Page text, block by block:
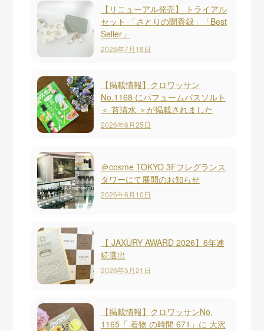
【リニューアル発売】 トライアル
セット 「さとりの聞香録」「Best
Seller」
2026年7月18日
【掲載情報】クロワッサン
No.1168 にパフュームバスソルト
＜ 苔清水 ＞が掲載されました
2026年6月25日
＠cosme TOKYO 3Fフレグランス
タワーにて展開のお知らせ
2026年6月10日
【 JAXURY AWARD 2026】6年連
続選出
2026年5月21日
【掲載情報】クロワッサンNo.
1165「 着物 の時間 671」に 大沢